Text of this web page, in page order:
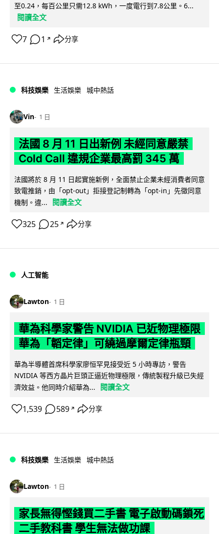
至0.24，每百公里只需12.8 kWh，一度電行到7.8公里。6...
閱讀全文
7 1 ↗ 分享
科技娛樂 生活娛樂 城中熱話
Vin 1 日
法國 8 月 11 日出新例 未經同意嚴禁
Cold Call 違規企業最高罰 345 萬
法國將於 8 月 11 日起實施新例，全面禁止企業未經消費者同意
致電推銷，由「opt-out」拒接登記制轉為「opt-in」先徵同意
機制。違...
閱讀全文
325 25 ↗ 分享
人工智能
Lawton 1 日
華為科學家警告 NVIDIA 已近物理極限
華為「韜定律」可繞過摩爾定律瓶頸
華為半導體首席科學家廖恒罕見接受近 5 小時專訪，警告
NVIDIA 等西方晶片巨頭正逼近物理極限，傳統製程升級已失經
濟效益。他同時介紹華為...
閱讀全文
1,539 589 ↗ 分享
科技娛樂 生活娛樂 城中熱話
Lawton 1 日
家長無得慳錢買二手書 電子啟動碼鎖死
二手教科書 學生無法做功課